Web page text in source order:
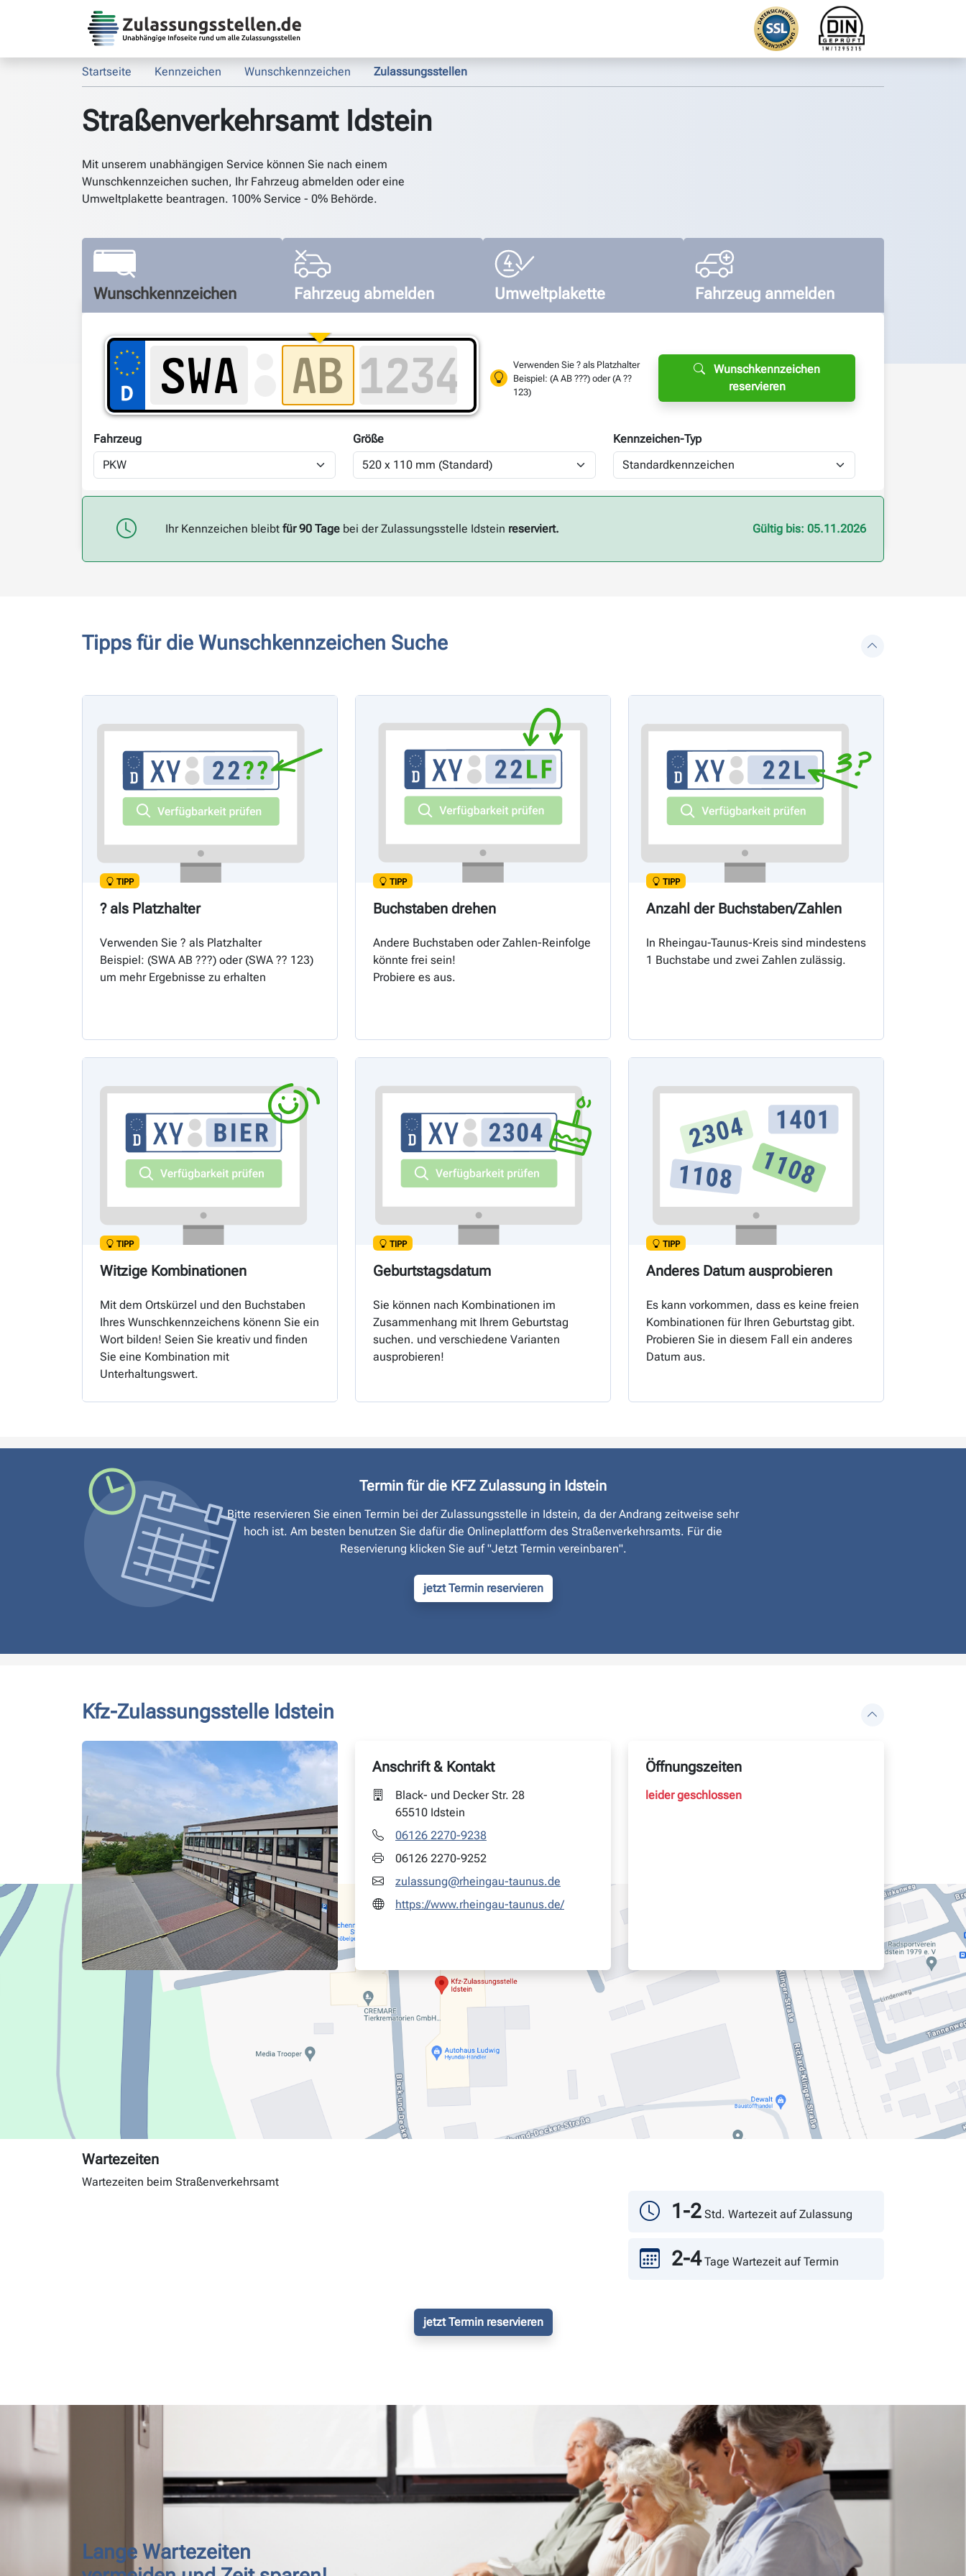
Startseite Kennzeichen Wunschkennzeichen Zulassungsstellen
Straßenverkehrsamt Idstein
Mit unserem unabhängigen Service können Sie nach einem
Wunschkennzeichen suchen, Ihr Fahrzeug abmelden oder eine
Umweltplakette beantragen. 100% Service - 0% Behörde.
Wunschkennzeichen Fahrzeug abmelden Umweltplakette Fahrzeug anmelden
Verwenden Sie ? als Platzhalter
Beispiel: (A AB ???) oder (A ??
123)
Wunschkennzeichen
reservieren
Fahrzeug Größe Kennzeichen-Typ
Ihr Kennzeichen bleibt für 90 Tagebei der Zulassungsstelle Idstein reserviert. Gültig bis: 05.11.2026
Tipps für die Wunschkennzeichen Suche
TIPP
? als Platzhalter
Verwenden Sie ? als Platzhalter
Beispiel: (SWA AB ???) oder (SWA ?? 123)
um mehr Ergebnisse zu erhalten
TIPP
Buchstaben drehen
Andere Buchstaben oder Zahlen-Reinfolge
könnte frei sein!
Probiere es aus.
TIPP
Anzahl der Buchstaben/Zahlen
In Rheingau-Taunus-Kreis sind mindestens
1 Buchstabe und zwei Zahlen zulässig.
TIPP
Witzige Kombinationen
Mit dem Ortskürzel und den Buchstaben
Ihres Wunschkennzeichens könenn Sie ein
Wort bilden! Seien Sie kreativ und finden
Sie eine Kombination mit
Unterhaltungswert.
TIPP
Geburtstagsdatum
Sie können nach Kombinationen im
Zusammenhang mit Ihrem Geburtstag
suchen. und verschiedene Varianten
ausprobieren!
TIPP
Anderes Datum ausprobieren
Es kann vorkommen, dass es keine freien
Kombinationen für Ihren Geburtstag gibt.
Probieren Sie in diesem Fall ein anderes
Datum aus.
Termin für die KFZ Zulassung in Idstein
Bitte reservieren Sie einen Termin bei der Zulassungsstelle in Idstein, da der Andrang zeitweise sehr
hoch ist. Am besten benutzen Sie dafür die Onlineplattform des Straßen­verkehrsamts. Für die
Reservierung klicken Sie auf "Jetzt Termin vereinbaren".
jetzt Termin reservieren
Kfz-Zulassungsstelle Idstein
Anschrift & Kontakt
Black- und Decker Str. 28
65510 Idstein
06126 2270-9238
06126 2270-9252
zulassung@rheingau-taunus.de
https://www.rheingau-taunus.de/
Öffnungszeiten
leider geschlossen
Wartezeiten
Wartezeiten beim Straßenverkehrsamt
1-2 Std. Wartezeit auf Zulassung
2-4 Tage Wartezeit auf Termin
jetzt Termin reservieren
Lange Wartezeiten